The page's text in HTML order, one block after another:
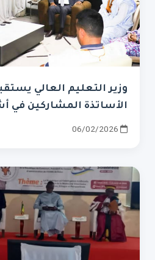
وزير التعليم العالي
الأساتذة المشاركين في
06/02/2026